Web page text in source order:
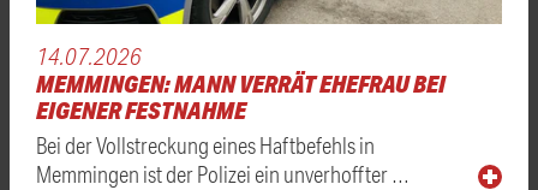
14.07.2026
MEMMINGEN: MANN VERRÄT EHEFRAU BEI
EIGENER FESTNAHME
Bei der Vollstreckung eines Haftbefehls in
Memmingen ist der Polizei ein unverhoffter …